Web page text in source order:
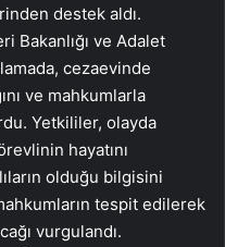
destek aldı.
Bakanlığı ve Adalet
cezaevinde
ve mahkumlarla
Yetkililer, olayda
hayatını
olduğu bilgisini
tespit edilerek
vurgulandı.